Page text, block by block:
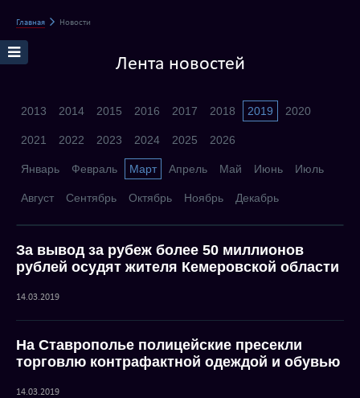
Главная Новости
Лента новостей
2013 2014 2015 2016 2017 2018 2019 2020
2021 2022 2023 2024 2025 2026
Январь Февраль Март Апрель Май Июнь Июль
Август Сентябрь Октябрь Ноябрь Декабрь
За вывод за рубеж более 50 миллионов
рублей осудят жителя Кемеровской области
14.03.2019
На Ставрополье полицейские пресекли
торговлю контрафактной одеждой и обувью
14.03.2019